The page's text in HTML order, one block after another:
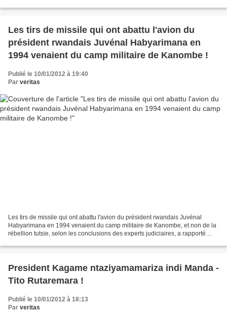
Les tirs de missile qui ont abattu l'avion du
président rwandais Juvénal Habyarimana en
1994 venaient du camp militaire de Kanombe !
Publié le 10/01/2012 à 19:40
Par veritas
Les tirs de missile qui ont abattu l'avion du président rwandais Juvénal
Habyarimana en 1994 venaient du camp militaire de Kanombe, et non de la
rébellion tutsie, selon les conclusions des experts judiciaires, a rapporté
President Kagame ntaziyamamariza indi Manda -
Tito Rutaremara !
Publié le 10/01/2012 à 18:13
Par veritas